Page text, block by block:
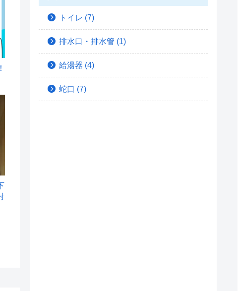
トイレ (7)
排水口・排水管 (1)
給湯器 (4)
蛇口 (7)